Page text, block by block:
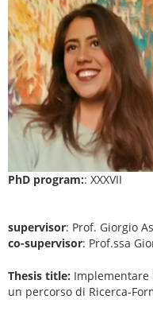
PhD program:: XXXVII
supervisor: Prof. Giorgio
co-supervisor: Prof.ssa
Thesis title: Implementare
un percorso di Ricerca-